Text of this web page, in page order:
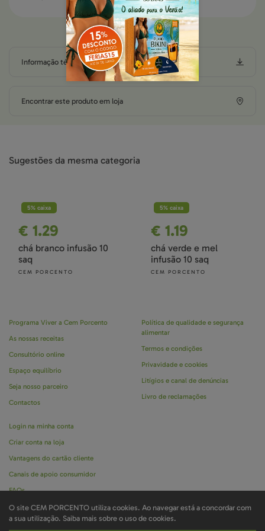
Informação técnica
Encontrar este produto em loja
Sugestões da mesma categoria
5% caixa
€ 1.29
chá branco infusão 10
saq
CEM PORCENTO
5% caixa
€ 1.19
chá verde e mel
infusão 10 saq
CEM PORCENTO
Programa Viver a Cem Porcento
As nossas receitas
Consultório online
Espaço equilíbrio
Seja nosso parceiro
Contactos
Política de qualidade e segurança
alimentar
Termos e condições
Privavidade e cookies
Litígios e canal de denúncias
Livro de reclamações
Login na minha conta
Criar conta na loja
Vantagens do cartão cliente
Canais de apoio consumidor
FAQs
O site CEM PORCENTO utiliza cookies. Ao navegar está a concordar com
a sua utilização. Saiba mais sobre o uso de cookies.